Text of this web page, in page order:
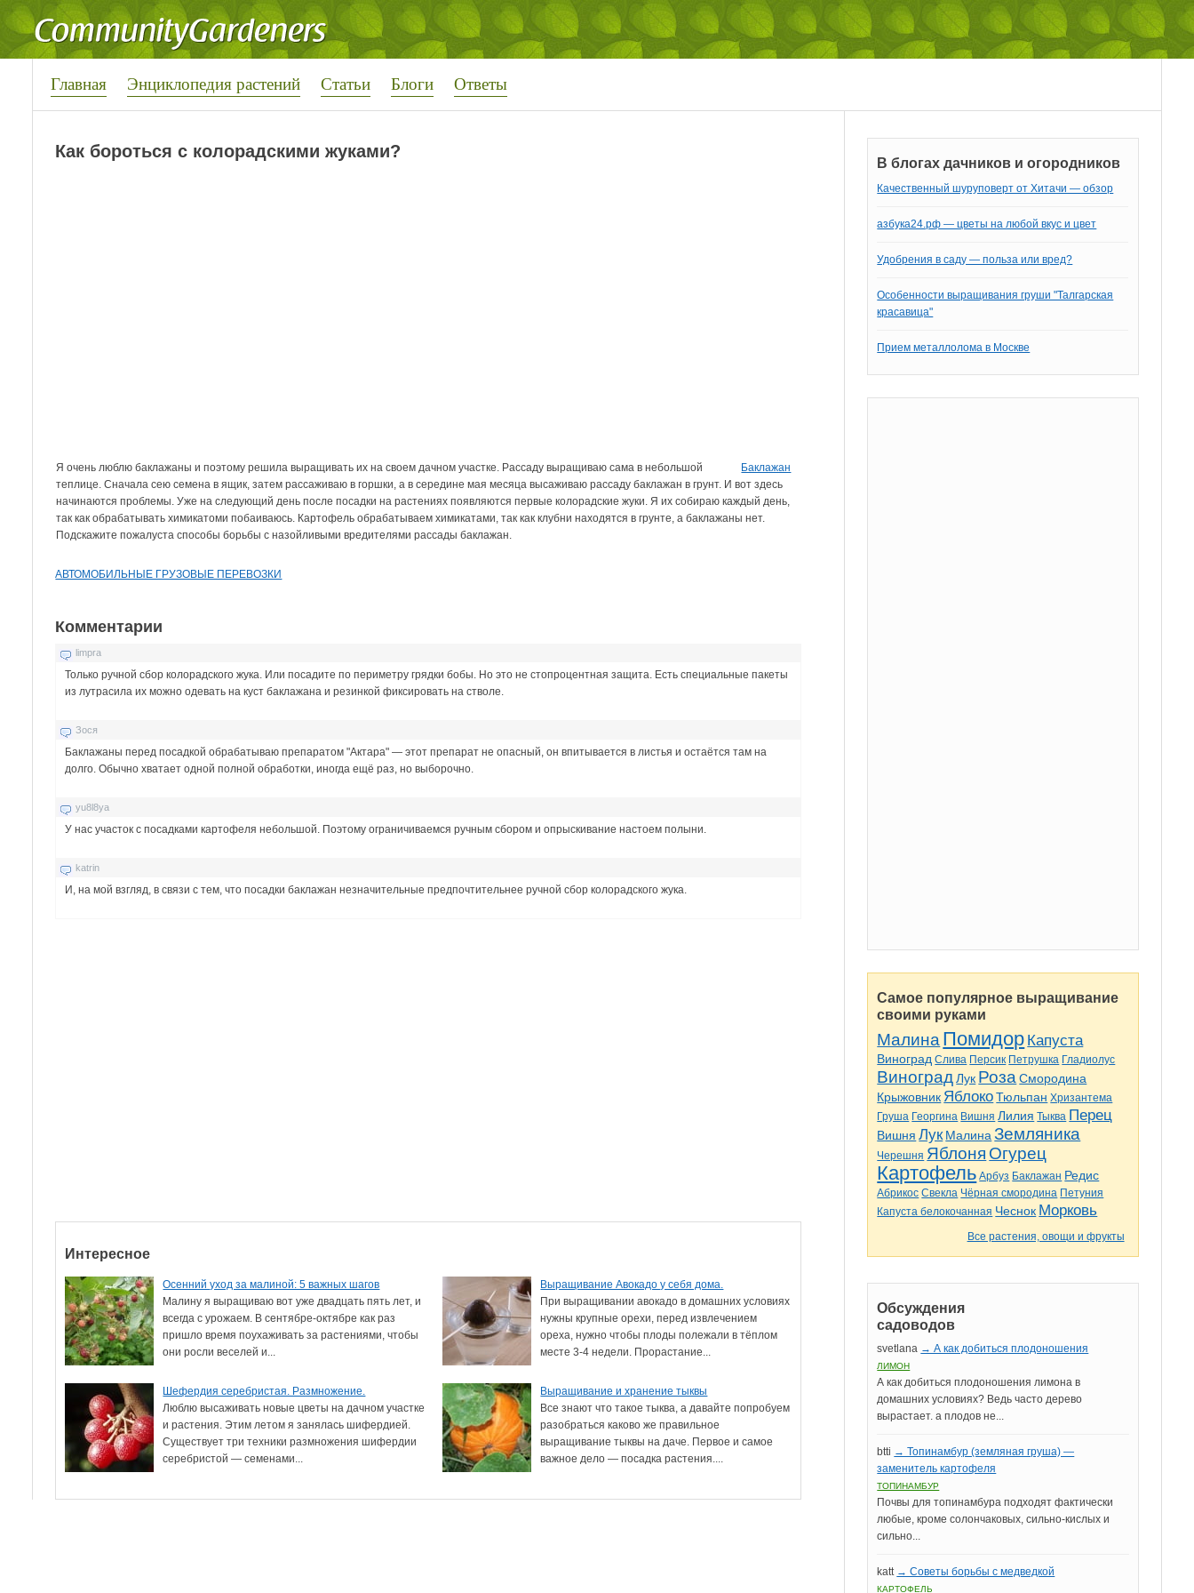
Главная Энциклопедия растений Статьи Блоги Ответы
Как бороться с колорадскими жуками?
Баклажан
Я очень люблю баклажаны и поэтому решила выращивать их на своем дачном участке. Рассаду выращиваю сама в небольшой
теплице. Сначала сею семена в ящик, затем рассаживаю в горшки, а в середине мая месяца высаживаю рассаду баклажан в грунт. И вот здесь
начинаются проблемы. Уже на следующий день после посадки на растениях появляются первые колорадские жуки. Я их собираю каждый день,
так как обрабатывать химикатоми побаиваюсь. Картофель обрабатываем химикатами, так как клубни находятся в грунте, а баклажаны нет.
Подскажите пожалуста способы борьбы с назойливыми вредителями рассады баклажан.
АВТОМОБИЛЬНЫЕ ГРУЗОВЫЕ ПЕРЕВОЗКИ
Комментарии
limpra
Только ручной сбор колорадского жука. Или посадите по периметру грядки бобы. Но это не стопроцентная защита. Есть специальные пакеты
из лутрасила их можно одевать на куст баклажана и резинкой фиксировать на стволе.
Зося
Баклажаны перед посадкой обрабатываю препаратом "Актара" — этот препарат не опасный, он впитывается в листья и остаётся там на
долго. Обычно хватает одной полной обработки, иногда ещё раз, но выборочно.
yu8l8ya
У нас участок с посадками картофеля небольшой. Поэтому ограничиваемся ручным сбором и опрыскивание настоем полыни.
katrin
И, на мой взгляд, в связи с тем, что посадки баклажан незначительные предпочтительнее ручной сбор колорадского жука.
Интересное
Осенний уход за малиной: 5 важных шагов
Малину я выращиваю вот уже двадцать пять лет, и
всегда с урожаем. В сентябре-октябре как раз
пришло время поухаживать за растениями, чтобы
они росли веселей и...
Выращивание Авокадо у себя дома.
При выращивании авокадо в домашних условиях
нужны крупные орехи, перед извлечением
ореха, нужно чтобы плоды полежали в тёплом
месте 3-4 недели. Прорастание...
Шефердия серебристая. Размножение.
Люблю высаживать новые цветы на дачном участке
и растения. Этим летом я занялась шифердией.
Существует три техники размножения шифердии
серебристой — семенами...
Выращивание и хранение тыквы
Все знают что такое тыква, а давайте попробуем
разобраться каково же правильное
выращивание тыквы на даче. Первое и самое
важное дело — посадка растения....
В блогах дачников и огородников
Качественный шуруповерт от Хитачи — обзор
азбука24.рф — цветы на любой вкус и цвет
Удобрения в саду — польза или вред?
Особенности выращивания груши "Талгарская
красавица"
Прием металлолома в Москве
Самое популярное выращивание
своими руками
Малина Помидор Капуста
Виноград Слива Персик Петрушка Гладиолус
Виноград Лук Роза Смородина
Крыжовник Яблоко Тюльпан Хризантема
Груша Георгина Вишня Лилия Тыква Перец
Вишня Лук Малина Земляника
Черешня Яблоня Огурец
Картофель Арбуз Баклажан Редис
Абрикос Свекла Чёрная смородина Петуния
Капуста белокочанная Чеснок Морковь
Все растения, овощи и фрукты
Обсуждения
садоводов
svetlana → А как добиться плодоношения
ЛИМОН
А как добиться плодоношения лимона в
домашних условиях? Ведь часто дерево
вырастает. а плодов не...
btti → Топинамбур (земляная груша) —
заменитель картофеля
ТОПИНАМБУР
Почвы для топинамбура подходят фактически
любые, кроме солончаковых, сильно-кислых и
сильно...
katt → Советы борьбы с медведкой
КАРТОФЕЛЬ